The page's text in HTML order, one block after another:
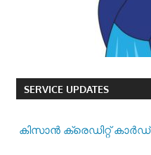
SERVICE UPDATES
കിസാന്‍ ക്രെ‍ഡിറ്റ് കാര്‍ഡ്